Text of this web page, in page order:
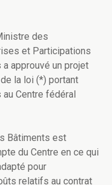
des
et Participations
approuvé un projet
la loi (*) portant
Centre fédéral
Bâtiments est
du Centre en ce qui
pour
relatifs au contrat